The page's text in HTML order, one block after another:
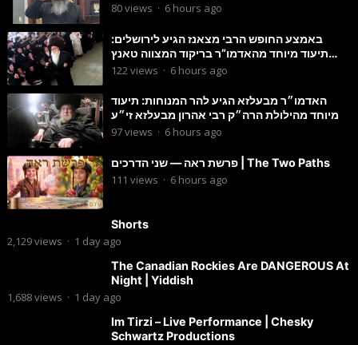
80views · 6 hours ago
באמצע החופש הרבי מצאנז הגיע לירושלים:
תיעוד מיוחד מהאדמו”ר בריקוד המצווה טאנץ
בשמחת בית סטרפקוב
122 views · 6 hours ago
האדמו״ר מבעלזא הגיע להר המנוחות: תיעוד
מיוחד מהילולת הרה״ק רבי אהרון מבעלזא זי״ע
97views · 6 hours ago
פרשת ראה — שני הדרכים | The Two Paths
111 views · 6 hours ago
Shorts
2,129views · 1 day ago
The Canadian Rockies Are DANGEROUS At
Night | Yiddish
1,688views · 1 day ago
Im Tirzi – Live Performance | Chesky
Schwartz Productions